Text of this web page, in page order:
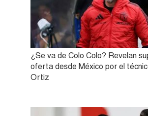
¿Se va de Colo Colo? Revelan
oferta desde México por el
Ortiz